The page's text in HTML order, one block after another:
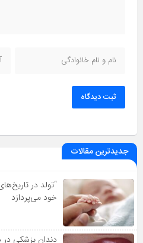
ثبت دیدگاه
جدیدترین مقالات
“تولد در
خود می‌پردازد
دندان پزشکی در